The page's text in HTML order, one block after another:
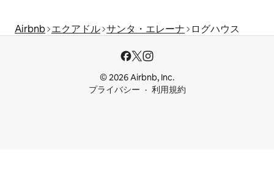
Airbnb エクアドル サンタ・エレーナ ログハウス
© 2026 Airbnb, Inc.
プライバシー
利用規約